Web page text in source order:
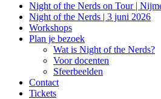
Night of the Nerds on Tour |
Night of the Nerds | 3 juni 2026
Workshops
Plan je bezoek
Wat is Night of the Nerds?
Voor docenten
Sfeerbeelden
Contact
Tickets